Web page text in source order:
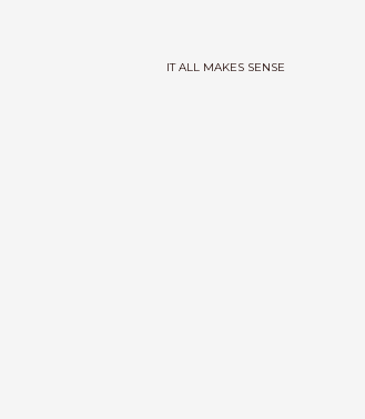
IT ALL MAKES SENSE